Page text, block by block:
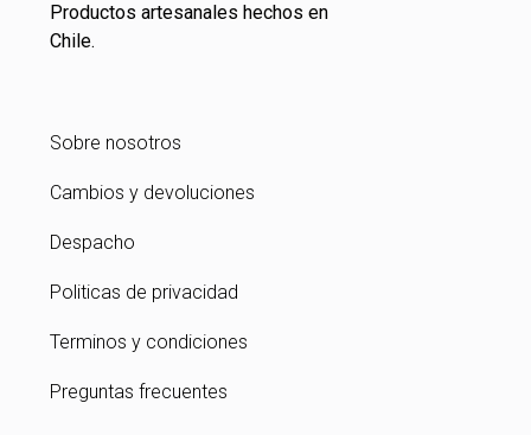
Productos artesanales hechos en
Chile.
Sobre nosotros
Cambios y devoluciones
Despacho
Politicas de privacidad
Terminos y condiciones
Preguntas frecuentes